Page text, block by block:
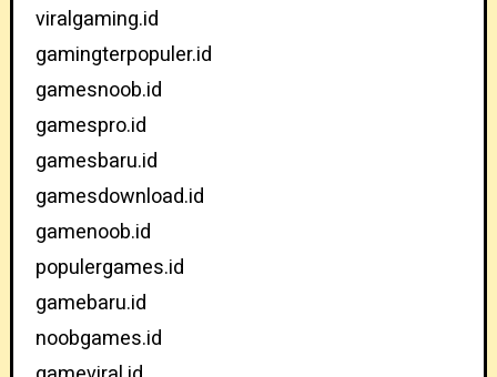
viralgaming.id
gamingterpopuler.id
gamesnoob.id
gamespro.id
gamesbaru.id
gamesdownload.id
gamenoob.id
populergames.id
gamebaru.id
noobgames.id